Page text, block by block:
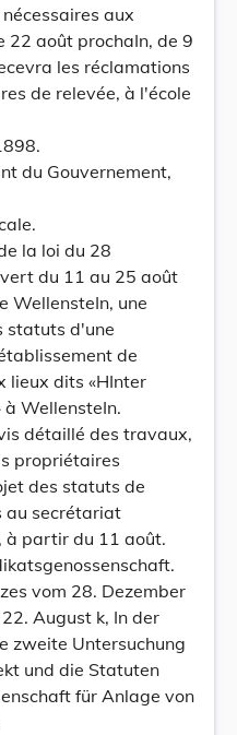
aux
22 août prochaIn, de 9
les réclamations
de relevée, à l'école
du Gouvernement,
la loi du 28
du 11 au 25 août
WellensteIn, une
statuts d'une
de
lieux dits «HInter
à WellensteIn.
détaillé des travaux,
propriétaires
des statuts de
au secrétariat
à partir du 11 août.
vom 28. Dezember
August k, In der
zweite Untersuchung
und die Statuten
für Anlage von